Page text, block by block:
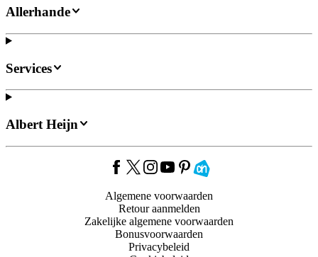
Allerhande
Services
Albert Heijn
Algemene voorwaarden
Retour aanmelden
Zakelijke algemene voorwaarden
Bonusvoorwaarden
Privacybeleid